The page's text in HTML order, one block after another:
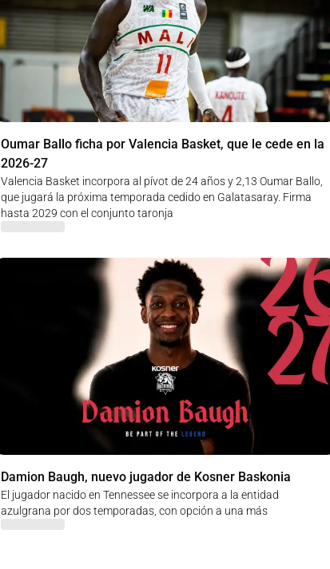
Oumar Ballo ficha por Valencia Basket, que le cede en la
2026-27
Valencia Basket incorpora al pívot de 24 años y 2,13 Oumar Ballo,
que jugará la próxima temporada cedido en Galatasaray. Firma
hasta 2029 con el conjunto taronja
Damion Baugh, nuevo jugador de Kosner Baskonia
El jugador nacido en Tennessee se incorpora a la entidad
azulgrana por dos temporadas, con opción a una más